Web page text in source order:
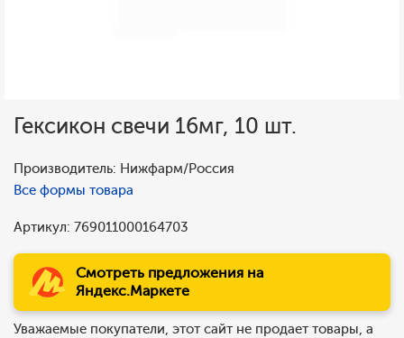
Гексикон свечи 16мг, 10 шт.
Производитель: Нижфарм/Россия
Все формы товара
Артикул: 769011000164703
Смотреть предложения на
Яндекс.Маркете
Уважаемые покупатели, этот сайт не продает товары, а